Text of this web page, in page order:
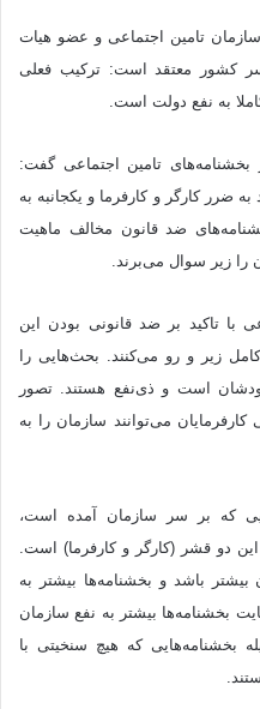
تامین اجتماعی و عضو هیات
کشور معتقد است: ترکیب فعلی
به نفع دولت است.
تامین اجتماعی گفت:
ضرر کارگر و کارفرما و یکجانبه به
ضد قانون مخالف ماهیت
را زیر سوال می‌برند.
با تاکید بر ضد قانونی بودن این
زیر و رو می‌کنند. بحث‌هایی را
است و ذی‌نفع هستند. تصور
می‌توانند سازمان را به
که بر سر سازمان آمده است،
دو قشر (کارگر و کارفرما) است.
بیشتر باشد و بخشنامه‌ها بیشتر به
بیشتر به نفع سازمان
بخشنامه‌هایی که هیچ سنخیتی با